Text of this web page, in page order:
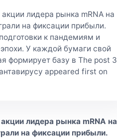
лидера рынка mRNA на
на фиксации прибыли.
к пандемиям и
У каждой бумаги свой
формирует базу в The post 3
appeared first on
лидера рынка mRNA на
на фиксации прибыли.